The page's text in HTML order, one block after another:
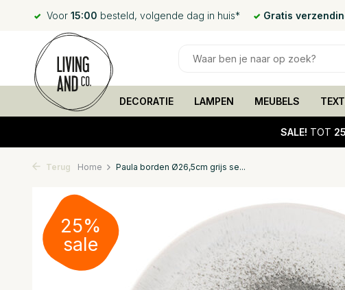
Voor 15:00 besteld, volgende dag in huis* Gratis
DECORATIE LAMPEN MEUBELS
SALE! TOT
Terug Home Paula borden Ø26,5cm grijs se...
25%
sale